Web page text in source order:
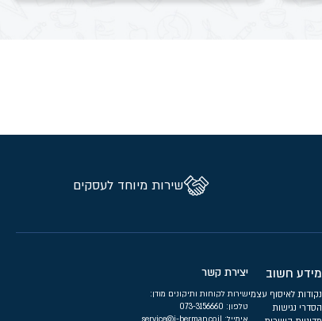
שירות מיוחד לעסקים
מידע חשוב
נקודות לאיסוף עצמי
הסדרי נגישות
יצירת קשר
שירות לקוחות ותיקונים מודן:
טלפון: